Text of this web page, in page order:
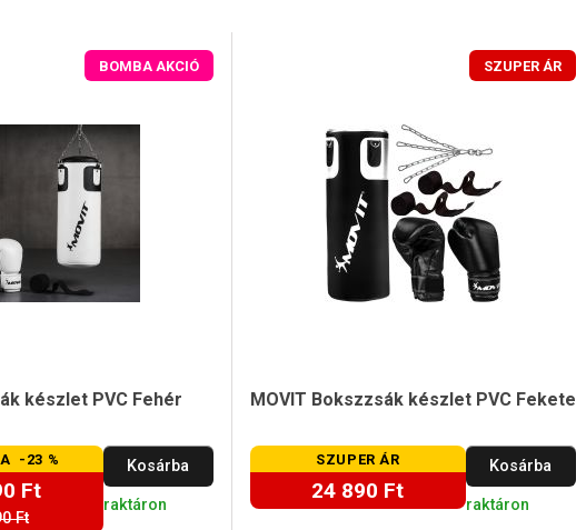
BOMBA AKCIÓ
készlet PVC Fehér
-23 %
Ft
Ft
Kosárba
raktáron
SZUPER ÁR
MOVIT Bokszzsák készlet PVC Fekete
SZUPER ÁR
24 890 Ft
Kosárba
raktáron